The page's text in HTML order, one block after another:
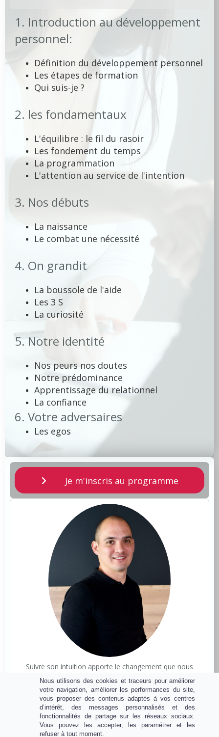
1. Introduction au développement
personnel:
Définition du développement personnel
Les étapes de formation
Qui suis-je ?
2. les fondamentaux
L'équilibre : le fil du rasoir
Les fondement du temps
La programmation
L'attention au service de l'intention
3. Nos débuts
La naissance
Le combat une nécessité
4. On grandit
La boussole de l'aide
Les 3 S
La curiosité
5. Notre identité
Nos peurs nos doutes
Notre prédominance
Apprentissage du relationnel
La confiance
6. Votre adversaires
Les egos
Je m'inscris au programme
Suivre son intuition apporte le changement que nous
avons besoin
David Habasque
Coach en accomplissement personnel
Nous utilisons des cookies et traceurs pour améliorer
votre navigation, améliorer les performances du site,
vous proposer des contenus adaptés à vos centres
d’intérêt, des messages personnalisés et des
fonctionnalités de partage sur les réseaux sociaux.
Vous pouvez les accepter, les paramétrer et les
refuser à tout moment.